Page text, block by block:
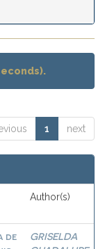
1 next
Author(s)
de
GRISELDA